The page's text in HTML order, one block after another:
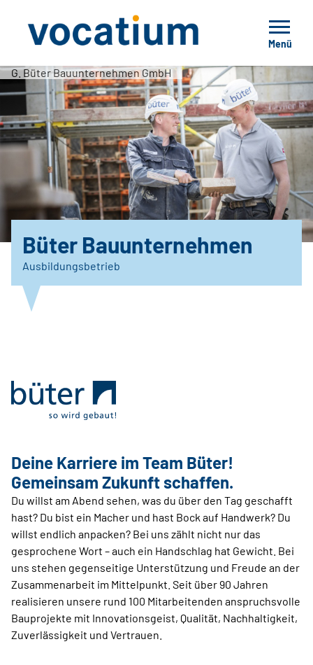
Menü
G. Büter Bauunternehmen GmbH
Büter Bauunternehmen
Ausbildungsbetrieb
Deine Karriere im Team Büter!
Gemeinsam Zukunft schaffen.
Du willst am Abend sehen, was du über den Tag geschafft
hast? Du bist ein Macher und hast Bock auf Handwerk? Du
willst endlich anpacken? Bei uns zählt nicht nur das
gesprochene Wort – auch ein Handschlag hat Gewicht. Bei
uns stehen gegenseitige Unterstützung und Freude an der
Zusammenarbeit im Mittelpunkt. Seit über 90 Jahren
realisieren unsere rund 100 Mitarbeitenden anspruchsvolle
Bauprojekte mit Innovationsgeist, Qualität, Nachhaltigkeit,
Zuverlässigkeit und Vertrauen.